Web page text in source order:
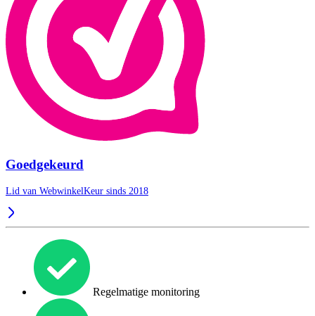
Goedgekeurd
Lid van WebwinkelKeur sinds 2018
Regelmatige monitoring